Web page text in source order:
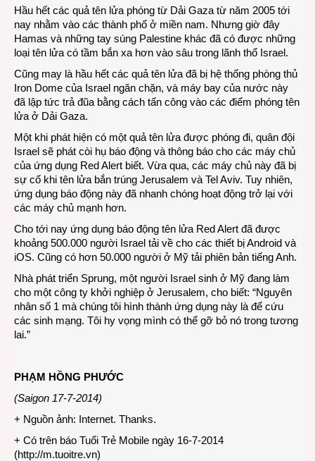
Hầu hết các quả tên lửa phóng từ Dải Gaza từ năm 2005 tới
nay nhằm vào các thành phố ở miền nam. Nhưng giờ đây
Hamas và những tay súng Palestine khác đã có được những
loại tên lửa có tầm bắn xa hơn vào sâu trong lãnh thổ Israel.
Cũng may là hầu hết các quả tên lửa đã bị hệ thống phòng thủ
Iron Dome của Israel ngăn chặn, và máy bay của nước này
đã lập tức trả đũa bằng cách tấn công vào các điểm phóng tên
lửa ở Dải Gaza.
Một khi phát hiện có một quả tên lửa được phóng đi, quân đội
Israel sẽ phát còi hụ báo động và thông báo cho các máy chủ
của ứng dụng Red Alert biết. Vừa qua, các máy chủ này đã bị
sự cố khi tên lửa bắn trúng Jerusalem và Tel Aviv. Tuy nhiên,
ứng dụng báo động này đã nhanh chóng hoạt động trở lại với
các máy chủ mạnh hơn.
Cho tới nay ứng dụng báo động tên lửa Red Alert đã được
khoảng 500.000 người Israel tải về cho các thiết bị Android và
iOS. Cũng có hơn 50.000 người ở Mỹ tải phiên bản tiếng Anh.
Nhà phát triển Sprung, một người Israel sinh ở Mỹ đang làm
cho một công ty khởi nghiệp ở Jerusalem, cho biết: “Nguyên
nhân số 1 mà chúng tôi hình thành ứng dụng này là để cứu
các sinh mạng. Tôi hy vọng mình có thể gỡ bỏ nó trong tương
lai.”
PHẠM HỒNG PHƯỚC
(Saigon 17-7-2014)
+ Nguồn ảnh: Internet. Thanks.
+ Có trên báo Tuổi Trẻ Mobile ngày 16-7-2014
(http://m.tuoitre.vn)